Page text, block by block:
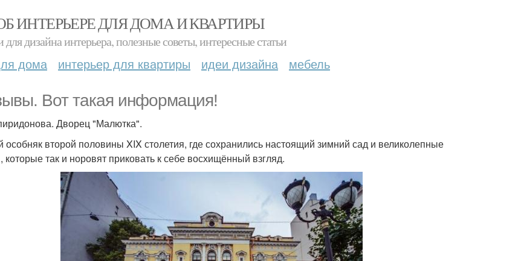
ИНТЕРЬЕРЕ ДЛЯ ДОМА И КВАРТИРЫ
дизайна интерьера, полезные советы, интересные статьи
дома интерьер для квартиры идеи дизайна мебель
Вот такая информация!
Дворец "Малютка".
второй половины XIX столетия, где сохранились настоящий зимний сад и великолепные
которые так и норовят приковать к себе восхищённый взгляд.